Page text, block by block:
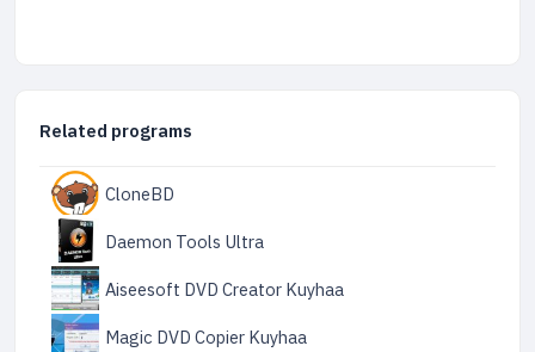
Related programs
CloneBD
Daemon Tools Ultra
Aiseesoft DVD Creator Kuyhaa
Magic DVD Copier Kuyhaa